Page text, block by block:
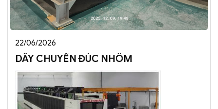
22/06/2026
DÂY CHUYỀN ĐÚC NHÔM